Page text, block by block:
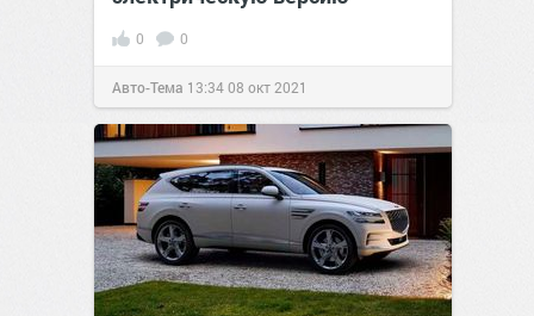
0 0
Авто-Тема 13:3408 окт 2021